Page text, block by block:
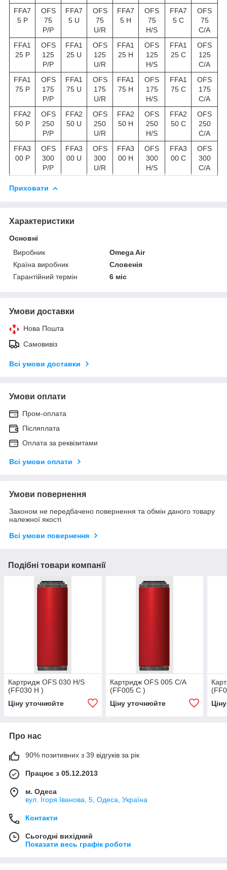
FFA7
5 P
OFS
75
P/P
FFA7
5 U
OFS
75
U/R
FFA7
5 H
OFS
75
H/S
FFA7
5 C
OFS
75
C/A
FFA1
25 P
OFS
125
P/P
FFA1
25 U
OFS
125
U/R
FFA1
25 H
OFS
125
H/S
FFA1
25 C
OFS
125
C/A
FFA1
75 P
OFS
175
P/P
FFA1
75 U
OFS
175
U/R
FFA1
75 H
OFS
175
H/S
FFA1
75 C
OFS
175
C/A
FFA2
50 P
OFS
250
P/P
FFA2
50 U
OFS
250
U/R
FFA2
50 H
OFS
250
H/S
FFA2
50 C
OFS
250
C/A
FFA3
00 P
OFS
300
P/P
FFA3
00 U
OFS
300
U/R
FFA3
00 H
OFS
300
H/S
FFA3
00 C
OFS
300
C/A
Приховати
Характеристики
Основні
Виробник
Omega Air
Країна виробник
Словенія
Гарантійний термін
6 міс
Умови доставки
Нова Пошта
Самовивіз
Всі умови доставки
Умови оплати
Пром-оплата
Післяплата
Оплата за реквізитами
Всі умови оплати
Умови повернення
Законом не передбачено повернення та обмін даного товару
належної якості
Всі умови повернення
Подібні товари компанії
Картридж OFS 030 H/S
(FF030 H )
Ціну уточнюйте
Картридж OFS 005 C/A
(FF005 C )
Ціну уточнюйте
Про нас
90% позитивних з 39 відгуків за рік
Працює з 05.12.2013
м. Одеса
вул. Ігоря Іванова, 5, Одеса, Україна
Контакти
Сьогодні вихідний
Показати весь графік роботи